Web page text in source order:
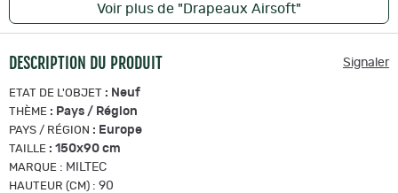
Voir plus de "Drapeaux Airsoft"
DESCRIPTION DU PRODUIT Signaler
ETAT DE L'OBJET : Neuf
THÈME : Pays / Région
PAYS / RÉGION : Europe
TAILLE : 150x90 cm
MARQUE : MILTEC
HAUTEUR (CM) : 90